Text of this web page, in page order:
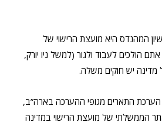
המהנדס היא מועצת הרישוי של
הולכים לעבוד ולגור (למשל ניו יורק,
מדינה יש חוקים משלה.
התארים מגופי ההערכה בארה”ב,
הממשלתי של מועצת הרישוי במדינה